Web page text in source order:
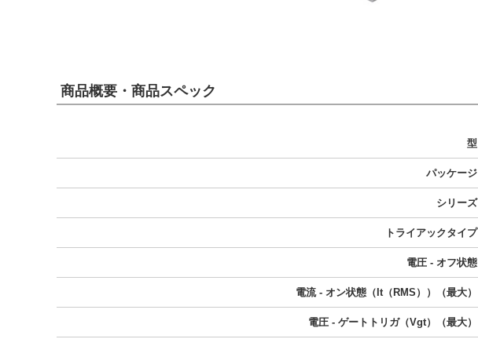
商品概要・商品スペック
型
パッケージ
シリーズ
トライアックタイプ
電圧 - オフ状態
電流 - オン状態（It（RMS））（最大）
電圧 - ゲートトリガ（Vgt）（最大）